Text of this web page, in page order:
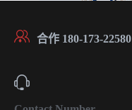
合作 180-173-22580